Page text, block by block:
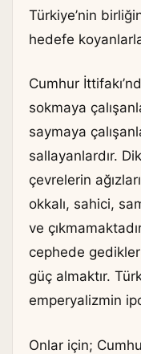
Türkiye’nin
hedefe
Cumhur
sokmaya
saymaya
sallayanlardır.
çevrelerin
okkalı, sahici,
ve
cephede
güç almaktır.
emperyalizmin
Onlar için;